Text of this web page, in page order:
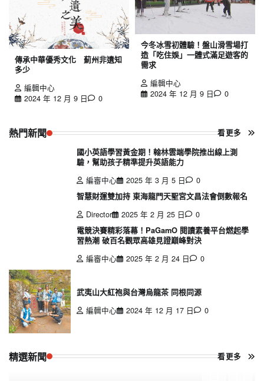
傳承中華優秀文化 薊州非遺知
多少
編輯中心
2024 年 12 月 9 日
0
今冬冰雪初體驗！盤山滑雪場打
造「吃住娛」一體式滿足遊客的
需求
編輯中心
2024 年 12 月 9 日
0
熱門新聞 看更多
國小英語學習黃金期！翰林雲端學院推出線上測
驗，幫助孩子精準提升英語能力
編審中心
2025 年 3 月 5 日
0
智慧財運雙加持 東海龍門天聖宮文昌法會倒數報名
Director
2025 年 2 月 25 日
0
電競決賽精彩落幕！PaGamO 閱讀素養平台燃起學
習熱潮 破百名觀眾高雄見證巔峰對決
編審中心
2025 年 2 月 24 日 0
武夷山大紅袍與台灣烏龍茶 同根同源
編輯中心
2024 年 12 月 17 日 0
精選新聞 看更多